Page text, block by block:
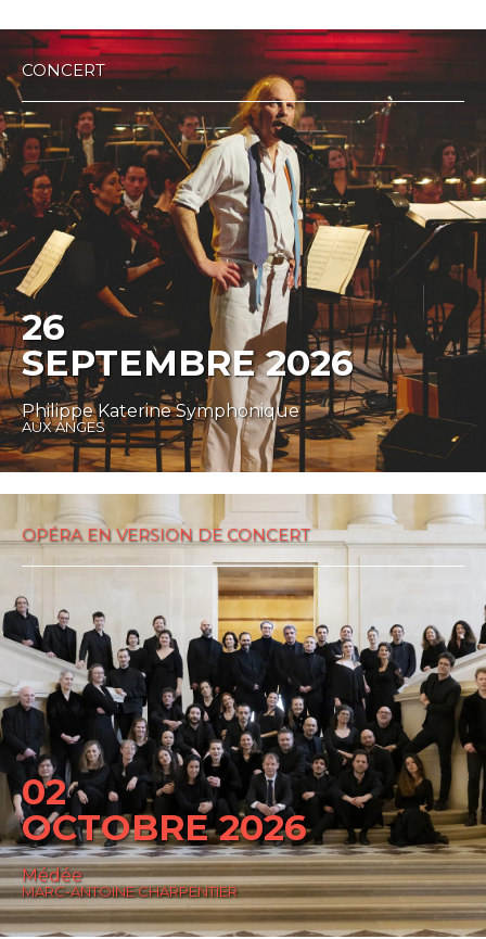
CONCERT
26
SEPTEMBRE 2026
Philippe Katerine Symphonique
AUX ANGES
OPÉRA EN VERSION DE CONCERT
02
OCTOBRE 2026
Médée
MARC-ANTOINE CHARPENTIER